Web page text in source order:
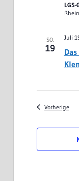
SO.
19
Juli
Vorherige